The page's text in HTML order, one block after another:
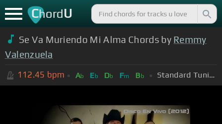
ChordU
Se Va Muriendo Mi Alma Chords by Remmy
Valenzuela
112.45 bpm Ab Eb Db Fm Bb Standard Tuning (EADGBE)